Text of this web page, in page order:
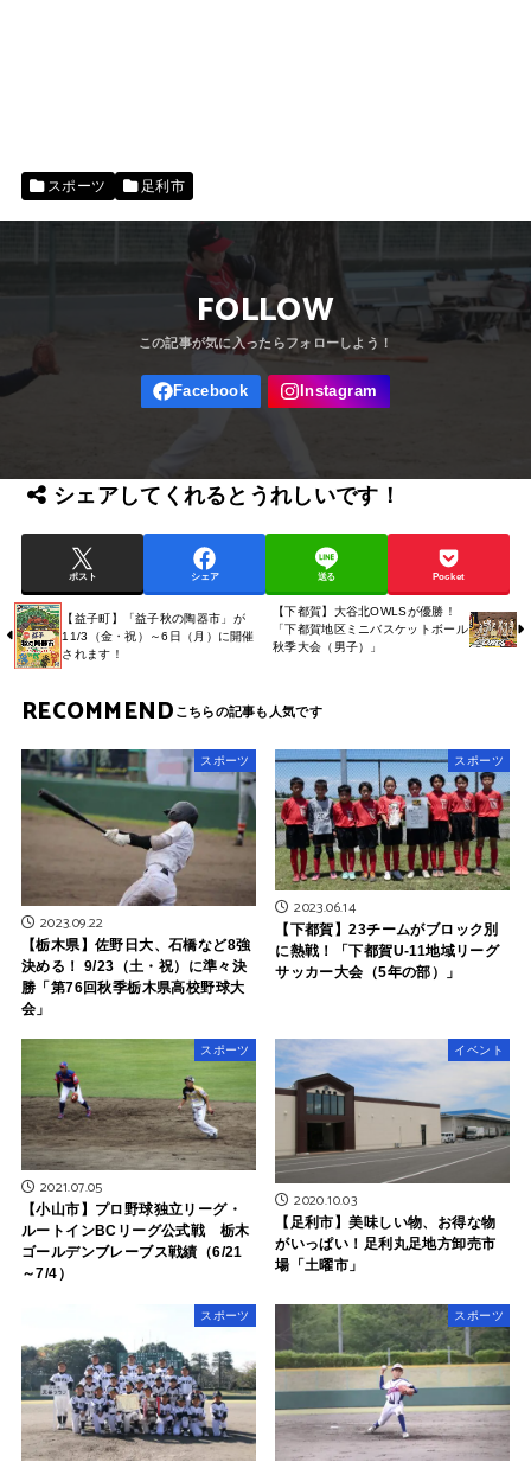
スポーツ 足利市
FOLLOW
シェアしてくれるとうれしいです！
ポスト シェア 送る Pocket
【益子町】「益子秋の陶器市」が
11/3（金・祝）～6日（月）に開催
されます！
【下都賀】大谷北OWLSが優勝！
「下都賀地区ミニバスケットボール
秋季大会（男子）」
RECOMMEND
スポーツ
2023.09.22
【栃木県】佐野日大、石橋など8強
決める！ 9/23（土・祝）に準々決
勝「第76回秋季栃木県高校野球大
会」
スポーツ
2023.06.14
【下都賀】23チームがブロック別
に熱戦！「下都賀U-11地域リーグ
サッカー大会（5年の部）」
スポーツ
2021.07.05
【小山市】プロ野球独立リーグ・
ルートインBCリーグ公式戦 栃木
ゴールデンブレーブス戦績（6/21
～7/4）
イベント
2020.10.03
【足利市】美味しい物、お得な物
がいっぱい！足利丸足地方卸売市
場「土曜市」
スポーツ スポーツ